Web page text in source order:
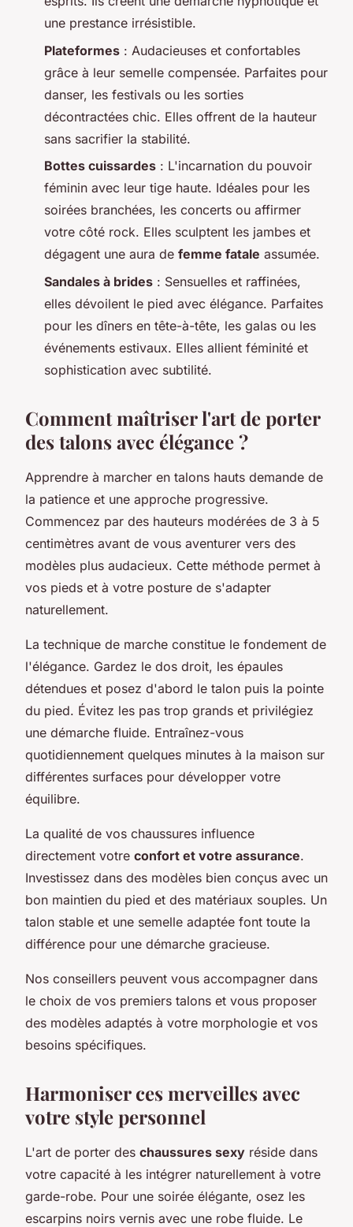
une prestance irrésistible.
Plateformes : Audacieuses et confortables
grâce à leur semelle compensée. Parfaites pour
danser, les festivals ou les sorties
décontractées chic. Elles offrent de la hauteur
sans sacrifier la stabilité.
Bottes cuissardes : L'incarnation du pouvoir
féminin avec leur tige haute. Idéales pour les
soirées branchées, les concerts ou affirmer
votre côté rock. Elles sculptent les jambes et
dégagent une aura de femme fatale assumée.
Sandales à brides : Sensuelles et raffinées,
elles dévoilent le pied avec élégance. Parfaites
pour les dîners en tête-à-tête, les galas ou les
événements estivaux. Elles allient féminité et
sophistication avec subtilité.
Comment maîtriser l'art de porter
des talons avec élégance ?
Apprendre à marcher en talons hauts demande de
la patience et une approche progressive.
Commencez par des hauteurs modérées de 3 à 5
centimètres avant de vous aventurer vers des
modèles plus audacieux. Cette méthode permet à
vos pieds et à votre posture de s'adapter
naturellement.
La technique de marche constitue le fondement de
l'élégance. Gardez le dos droit, les épaules
détendues et posez d'abord le talon puis la pointe
du pied. Évitez les pas trop grands et privilégiez
une démarche fluide. Entraînez-vous
quotidiennement quelques minutes à la maison sur
différentes surfaces pour développer votre
équilibre.
La qualité de vos chaussures influence
directement votre confort et votre assurance.
Investissez dans des modèles bien conçus avec un
bon maintien du pied et des matériaux souples. Un
talon stable et une semelle adaptée font toute la
différence pour une démarche gracieuse.
Nos conseillers peuvent vous accompagner dans
le choix de vos premiers talons et vous proposer
des modèles adaptés à votre morphologie et vos
besoins spécifiques.
Harmoniser ces merveilles avec
votre style personnel
L'art de porter des chaussures sexy réside dans
votre capacité à les intégrer naturellement à votre
garde-robe. Pour une soirée élégante, osez les
escarpins noirs vernis avec une robe fluide. Le